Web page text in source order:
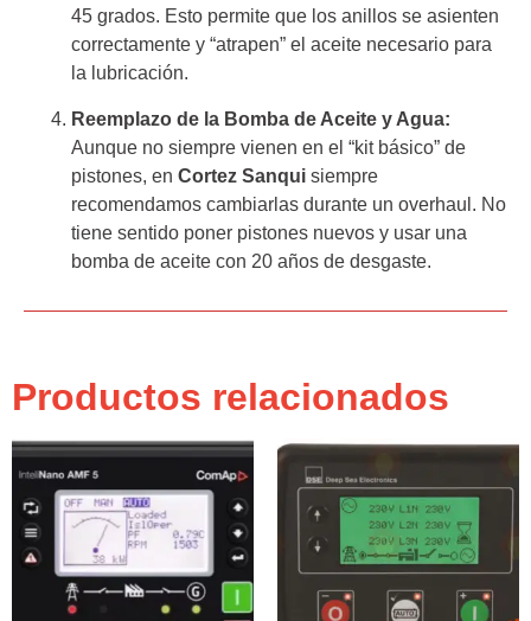
45 grados. Esto permite que los anillos se asienten
correctamente y “atrapen” el aceite necesario para
la lubricación.
Reemplazo de la Bomba de Aceite y Agua:
Aunque no siempre vienen en el “kit básico” de
pistones, en Cortez Sanqui siempre
recomendamos cambiarlas durante un overhaul. No
tiene sentido poner pistones nuevos y usar una
bomba de aceite con 20 años de desgaste.
Productos relacionados